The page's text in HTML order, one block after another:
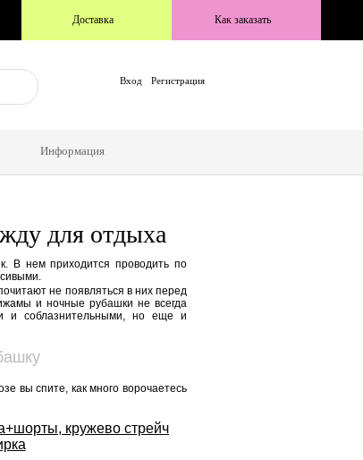
Доставка Как заказать
Вход Регистрация
Информация
для отдыха
В нем приходится проводить по
не появляться в них перед
и ночные рубашки не всегда
и соблазнительными, но еще и
вы спите, как много ворочаетесь